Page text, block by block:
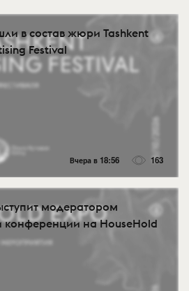
в состав жюри Tashkent
Festival
Вчера в 18:56 163
модератором
конференции на HouseHold